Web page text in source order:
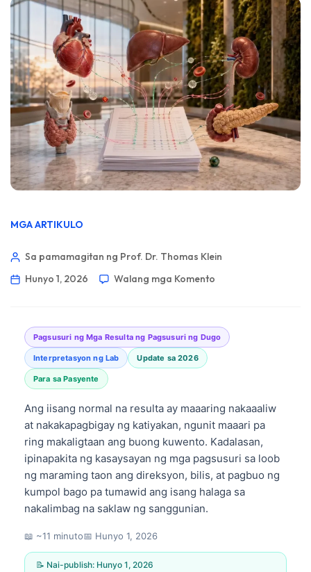
MGA ARTIKULO
Sa pamamagitan ng Prof. Dr. Thomas Klein
Hunyo 1, 2026
Walang mga Komento
Pagsusuri ng Mga Resulta ng Pagsusuri ng Dugo
Interpretasyon ng Lab Update sa 2026
Para sa Pasyente
Ang iisang normal na resulta ay maaaring nakaaaliw
at nakakapagbigay ng katiyakan, ngunit maaari pa
ring makaligtaan ang buong kuwento. Kadalasan,
ipinapakita ng kasaysayan ng mga pagsusuri sa loob
ng maraming taon ang direksyon, bilis, at pagbuo ng
kumpol bago pa tumawid ang isang halaga sa
nakalimbag na saklaw ng sanggunian.
📖 ~11 minuto📅 Hunyo 1, 2026
📝 Nai-publish: Hunyo 1, 2026